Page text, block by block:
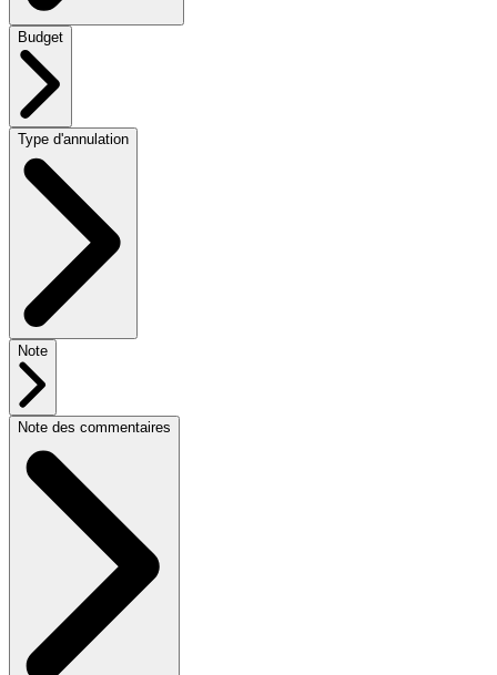
Budget
Type d'annulation
Note
Note des commentaires